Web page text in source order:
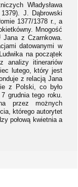
Władysława
J. Dąbrowski
1377/1378 r., a
Mnogość
Jana z Czarnkowa.
datowanymi w
na początek
analizy itinerariów
lutego, który jest
z relacją Jana
z Polski, co było
grudnia tego roku.
przez możnych
którego autorytet
połową kwietnia a